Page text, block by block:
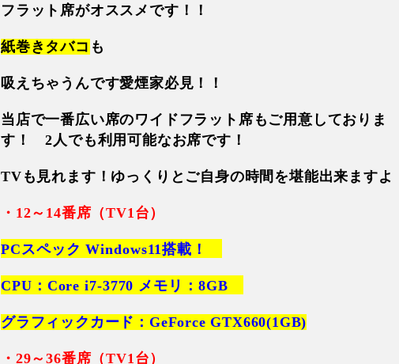
フラット席がオススメです！！
紙巻きタバコ も
吸えちゃうんです愛煙家必見！！
当店で一番広い席のワイドフラット席もご用意しておりま
す！ 2人でも利用可能なお席です！
TVも見れます！ゆっくりとご自身の時間を堪能出来ますよ
・12～14番席 （TV1台）
PCスペック Windows11搭載！
CPU：Core i7-3770 メモリ：8GB
グラフィックカード：GeForce GTX660(1GB)
・29～36番席 （TV1台）